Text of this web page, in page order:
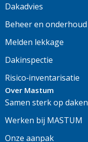
Dakadvies
Beheer en onderhoud
Melden lekkage
Dakinspectie
Risico‑inventarisatie
Over Mastum
Samen sterk op daken
Werken bij MASTUM
Onze aanpak